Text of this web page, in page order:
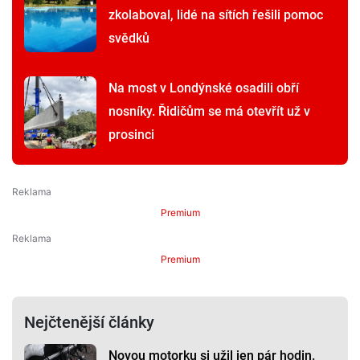
zkolaboval, lidé na sítích řešili pomoc
svědků
Na most v Londýnské osadili obří
nosníky. Řidičům se má otevřít už v
prosinci
Premium
Premium
Nejčtenější články
Novou motorku si užil jen pár hodin.